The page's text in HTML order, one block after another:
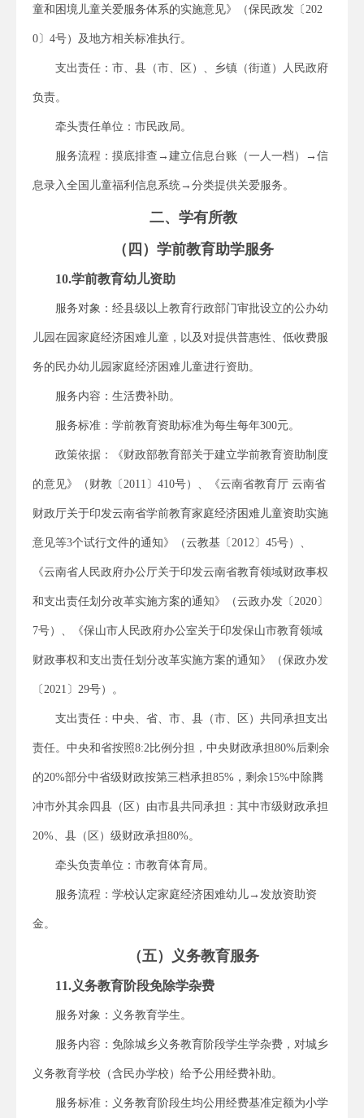
童和困境儿童关爱服务体系的实施意见》（保民政发〔202
0〕4号）及地方相关标准执行。
支出责任：市、县（市、区）、乡镇（街道）人民政府
负责。
牵头责任单位：市民政局。
服务流程：摸底排查→建立信息台账（一人一档）→信
息录入全国儿童福利信息系统→分类提供关爱服务。
二、学有所教
（四）学前教育助学服务
10.学前教育幼儿资助
服务对象：经县级以上教育行政部门审批设立的公办幼
儿园在园家庭经济困难儿童，以及对提供普惠性、低收费服
务的民办幼儿园家庭经济困难儿童进行资助。
服务内容：生活费补助。
服务标准：学前教育资助标准为每生每年300元。
政策依据：《财政部教育部关于建立学前教育资助制度
的意见》（财教〔2011〕410号）、《云南省教育厅 云南省
财政厅关于印发云南省学前教育家庭经济困难儿童资助实施
意见等3个试行文件的通知》（云教基〔2012〕45号）、
《云南省人民政府办公厅关于印发云南省教育领域财政事权
和支出责任划分改革实施方案的通知》（云政办发〔2020〕
7号）、《保山市人民政府办公室关于印发保山市教育领域
财政事权和支出责任划分改革实施方案的通知》（保政办发
〔2021〕29号）。
支出责任：中央、省、市、县（市、区）共同承担支出
责任。中央和省按照8:2比例分担，中央财政承担80%后剩余
的20%部分中省级财政按第三档承担85%，剩余15%中除腾
冲市外其余四县（区）由市县共同承担：其中市级财政承担
20%、县（区）级财政承担80%。
牵头负责单位：市教育体育局。
服务流程：学校认定家庭经济困难幼儿→发放资助资
金。
（五）义务教育服务
11.义务教育阶段免除学杂费
服务对象：义务教育学生。
服务内容：免除城乡义务教育阶段学生学杂费，对城乡
义务教育学校（含民办学校）给予公用经费补助。
服务标准：义务教育阶段生均公用经费基准定额为小学